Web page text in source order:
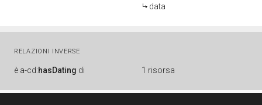
data
RELAZIONI INVERSE
è a-cd:hasDating di 1 risorsa